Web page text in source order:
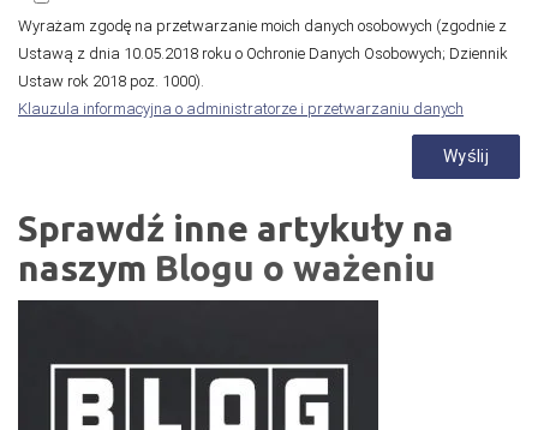
Wyrażam zgodę na przetwarzanie moich danych osobowych (zgodnie z
Ustawą z dnia 10.05.2018 roku o Ochronie Danych Osobowych; Dziennik
Ustaw rok 2018 poz. 1000).
Klauzula informacyjna o administratorze i przetwarzaniu danych
Sprawdź inne artykuły na
naszym Blogu o ważeniu